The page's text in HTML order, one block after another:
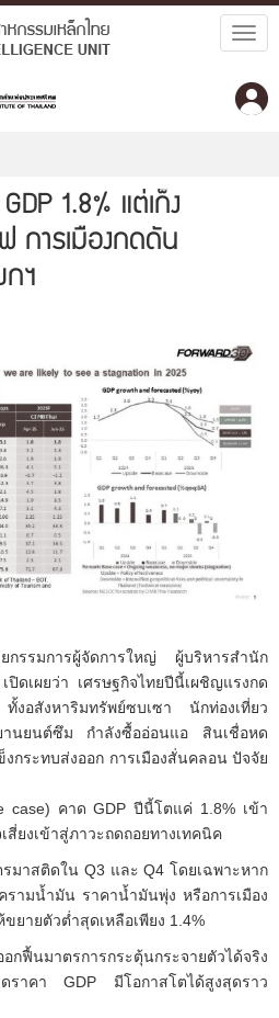
1.8% แต่เก็ง
การเมืองกดดัน
กฯ
รรมการผู้จัดการใหญ่ ผู้บริหารสำนัก
เปิดเผยว่า เศรษฐกิจไทยปีนี้เผชิญแรงกด
ทั้งอสังหาริมทรัพย์ซบเซา นักท่องเที่ยว
านยนต์ซึม กำลังซื้ออ่อนแอ สินเชื่อหด
งกระทบส่งออก การเมืองสั่นคลอน ปัจจัย
คาด GDP ปีนี้โตแค่ 1.8% เข้า
สี่ยงเข้าสู่ภาวะถดถอยทางเทคนิค
มาสติดใน Q3 และ Q4 โดยเฉพาะหาก
ามน้ำมัน ราคาน้ำมันพุ่ง หรือการเมือง
ยายตัวต่ำสุดเหลือเพียง 1.4%
ฟื้นมาตรการกระตุ้นกระจายตัวได้จริง
ราคา GDP มีโอกาสโตได้สูงสุดราว